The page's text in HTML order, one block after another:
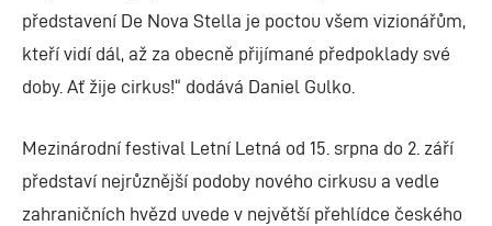
představení De Nova Stella je poctou všem vizionářům,
kteří vidí dál, až za obecně přijímané předpoklady své
doby. Ať žije cirkus!“ dodává Daniel Gulko.
Mezinárodní festival Letní Letná od 15. srpna do 2. září
představí nejrůznější podoby nového cirkusu a vedle
zahraničních hvězd uvede v největší přehlídce českého